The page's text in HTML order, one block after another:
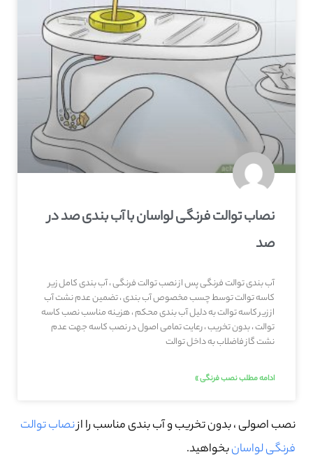
نصاب توالت فرنگی لواسان با آب بندی صد در
صد
آب بندی توالت فرنگی پس از نصب توالت فرنگی ، آب بندی کامل زیر
کاسه توالت توسط چسب مخصوص آب بندی ، تضمین عدم نشت آب
از زیر کاسه توالت به دلیل آب بندی محکم ، هزینه مناسب نصب کاسه
توالت ، بدون تخریب ، رعایت تمامی اصول در نصب کاسه جهت عدم
نشت گاز فاضلاب به داخل توالت
ادامه مطلب نصب فرنگی »
نصب اصولی ، بدون تخریب و آب بندی مناسب را ازنصاب توالت
فرنگی لواسانبخواهید.